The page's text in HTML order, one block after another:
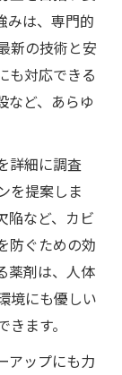
みは、専門的
新の技術と安
も対応できる
など、あらゆ
詳細に調査
を提案しま
陥など、カビ
防ぐための効
薬剤は、人体
境にも優しい
ます。
アップにも力